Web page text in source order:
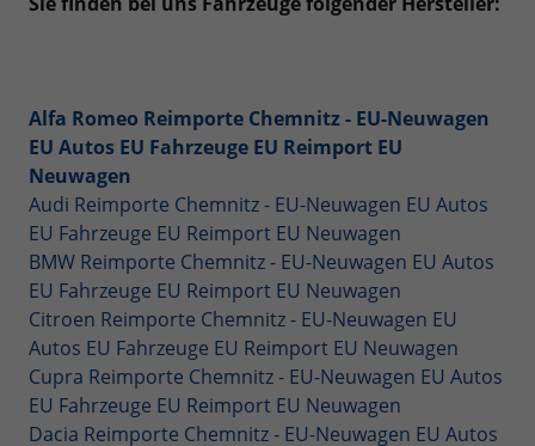
Alfa Romeo Reimporte Chemnitz - EU-Neuwagen
EU Autos EU Fahrzeuge EU Reimport EU
Neuwagen
Audi Reimporte Chemnitz - EU-Neuwagen EU Autos
EU Fahrzeuge EU Reimport EU Neuwagen
BMW Reimporte Chemnitz - EU-Neuwagen EU Autos
EU Fahrzeuge EU Reimport EU Neuwagen
Citroen Reimporte Chemnitz - EU-Neuwagen EU
Autos EU Fahrzeuge EU Reimport EU Neuwagen
Cupra Reimporte Chemnitz - EU-Neuwagen EU Autos
EU Fahrzeuge EU Reimport EU Neuwagen
Dacia Reimporte Chemnitz - EU-Neuwagen EU Autos